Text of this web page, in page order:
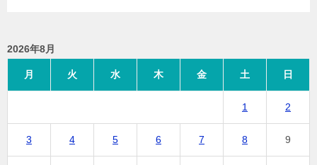
2026年8月
月 火 水 木 金 土 日
1 2
3 4 5 6 7 8 9